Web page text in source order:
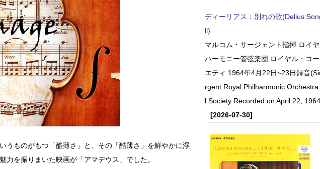
うものがもつ「酷薄さ」と、その「酷薄さ」を鮮やかに浮
を振りまいた映画が「アマデウス」でした。
ディーリアス：別れの歌
ll)
マルコム・サージェント指揮 ロイ
ハーモニー管弦楽団 ロイヤル・コ
エティ 1964年4月22日~23日録音
rgent:Royal Philharmonic
l Society Recorded on April 22,
[2026-07-30]